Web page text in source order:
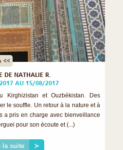
<< ©
DE NATHALIE R.
AU 15/08/2017
Kirghizistan et Ouzbékistan. Des
le souffle. Un retour à la nature et à
a pris en charge avec bienveillance
pour son écoute et (...)
la suite ≻